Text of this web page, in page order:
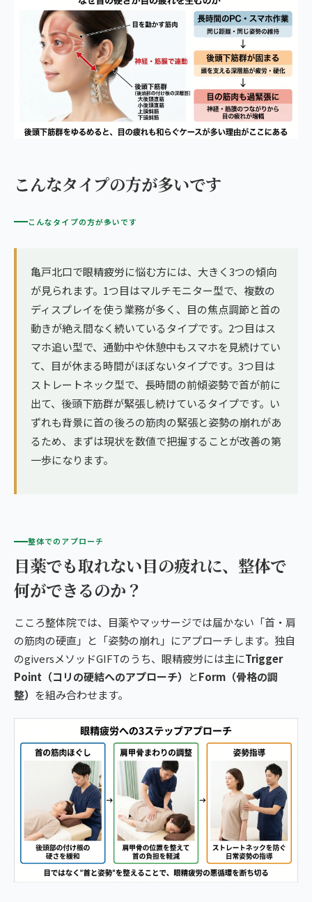
こんなタイプの方が多いです
こんなタイプの方が多いです
亀戸北口で眼精疲労に悩む方には、大きく3つの傾向
が見られます。1つ目はマルチモニター型で、複数の
ディスプレイを使う業務が多く、目の焦点調節と首の
動きが絶え間なく続いているタイプです。2つ目はス
マホ追い型で、通勤中や休憩中もスマホを見続けてい
て、目が休まる時間がほぼないタイプです。3つ目は
ストレートネック型で、長時間の前傾姿勢で首が前に
出て、後頭下筋群が緊張し続けているタイプです。い
ずれも背景に首の後ろの筋肉の緊張と姿勢の崩れがあ
るため、まずは現状を数値で把握することが改善の第
一歩になります。
整体でのアプローチ
目薬でも取れない目の疲れに、整体で
何ができるのか？
こころ整体院では、目薬やマッサージでは届かない「首・肩
の筋肉の硬直」と「姿勢の崩れ」にアプローチします。独自
のgiversメソッドGIFTのうち、眼精疲労には主にTrigger
Point（コリの硬結へのアプローチ）
とForm（骨格の調
整） を組み合わせます。